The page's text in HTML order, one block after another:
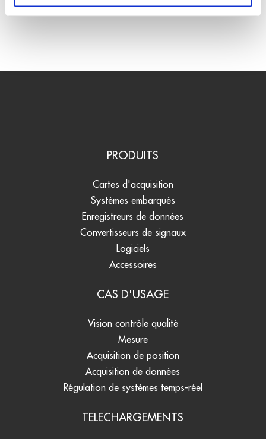
PRODUITS
Cartes d'acquisition
Systèmes embarqués
Enregistreurs de données
Convertisseurs de signaux
Logiciels
Accessoires
CAS D'USAGE
Vision contrôle qualité
Mesure
Acquisition de position
Acquisition de données
Régulation de systèmes temps-réel
TELECHARGEMENTS